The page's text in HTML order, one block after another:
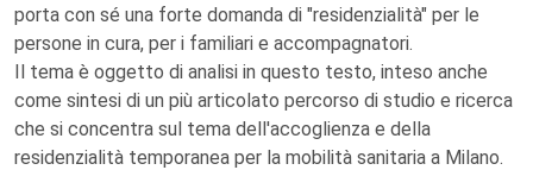
porta con sé una forte domanda di "residenzialità" per le
persone in cura, per i familiari e accompagnatori.
Il tema è oggetto di analisi in questo testo, inteso anche
come sintesi di un più articolato percorso di studio e ricerca
che si concentra sul tema dell'accoglienza e della
residenzialità temporanea per la mobilità sanitaria a Milano.